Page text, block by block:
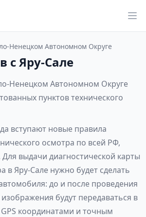
Ненецком Автономном Округе
с Яру-Сале
Ненецком Автономном Округе
пунктов технического
вступают новые правила
осмотра по всей РФ,
выдачи диагностической карты
в Яру-Сале нужно будет сделать
до и после проведения
будут передаваться в
координатами и точным